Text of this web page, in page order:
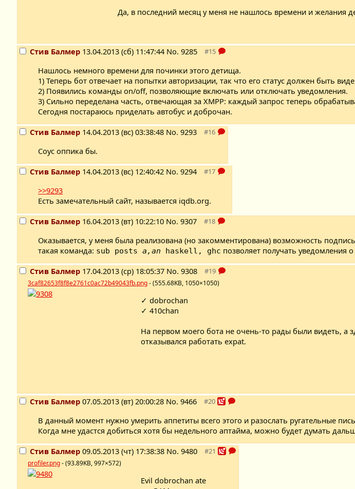
Да, в последний месяц у меня не нашлось времени и желания
Стив Балмер 13.04.2013 (сб) 11:47:44 No. 9285
Нашлось немного времени для починки этого детища.
1) Теперь бот отвечает на попытки авторизации, так что его статус должен быть
2) Появились команды on/off, позволяющие включать или отключать уведомления.
3) Сильно переделана часть, отвечающая за XMPP: каждый запрос теперь
Сегодня постараюсь приделать автобус и доброчан.
Стив Балмер 14.04.2013 (вс) 03:38:48 No. 9293
Соус оппика бы.
Стив Балмер 14.04.2013 (вс) 12:40:42 No. 9294
>>9293
Есть замечательный сайт, называется iqdb.org.
Стив Балмер 16.04.2013 (вт) 10:22:10 No. 9307
Оказывается, у меня была реализована (но закомментирована) возможность
такая команда: sub posts a,an haskell, ghc позволяет получать уведомления
Стив Балмер 17.04.2013 (ср) 18:05:37 No. 9308
3caf82653f8f8e2761c0ac72b49043fb.png- (555.68KB, 1050×1050)
✓ dobrochan
✓ 410chan
На первом моего бота не очень-то рады были видеть, а
отказывался работать expat.
Стив Балмер 07.05.2013 (вт) 20:00:28 No. 9466
В данный момент нужно умерить аппетиты всего этого и разослать ругательные
Когда мне удастся добиться хотя бы недельного аптайма, можно будет думать
Стив Балмер 09.05.2013 (чт) 17:38:38 No. 9480
profiler.png- (93.89KB, 997×572)
Evil dobrochan ate